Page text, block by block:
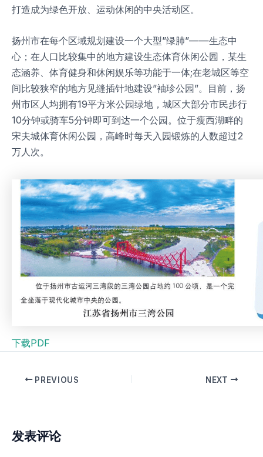
打造成为绿色开放、运动休闲的中央活动区。
扬州市在每个区域规划建设一个大型”绿肺”——生态中
心；在人口比较集中的地方建设生态体育休闲公园，某生
态涵养、体育健身和休闲娱乐等功能于一体;在老城区等空
间比较狭窄的地方见缝插针地建设”袖珍公园”。目前，扬
州市区人均拥有19平方米公园绿地，城区大部分市民步行
10分钟或骑车5分钟即可到达一个公园。位于瘦西湖畔的
宋夫城体育休闲公园，高峰时每天入园锻炼的人数超过2
万人次。
下载PDF
PREVIOUS NEXT
发表评论